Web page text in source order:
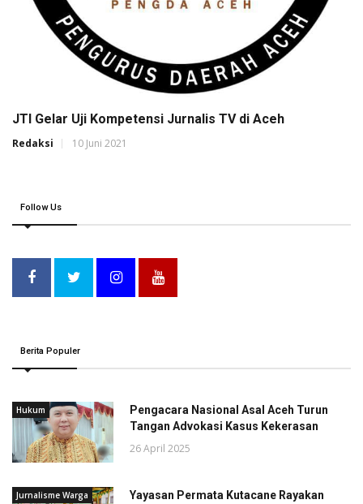
JTI Gelar Uji Kompetensi Jurnalis TV di Aceh
Redaksi 10 Juni 2021
Follow Us
Berita Populer
Hukum
Pengacara Nasional Asal Aceh Turun
Tangan Advokasi Kasus Kekerasan
26 April 2025
Jurnalisme Warga
Yayasan Permata Kutacane Rayakan